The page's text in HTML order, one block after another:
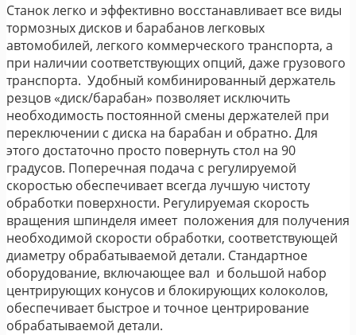
Станок легко и эффективно восстанавливает все виды
тормозных дисков и барабанов легковых
автомобилей, легкого коммерческого транспорта, а
при наличии соответствующих опций, даже грузового
транспорта. Удобный комбинированный держатель
резцов «диск/барабан» позволяет исключить
необходимость постоянной смены держателей при
переключении с диска на барабан и обратно. Для
этого достаточно просто повернуть стол на 90
градусов. Поперечная подача с регулируемой
скоростью обеспечивает всегда лучшую чистоту
обработки поверхности. Регулируемая скорость
вращения шпинделя имеет положения для получения
необходимой скорости обработки, соответствующей
диаметру обрабатываемой детали. Стандартное
оборудование, включающее вал и большой набор
центрирующих конусов и блокирующих колоколов,
обеспечивает быстрое и точное центрирование
обрабатываемой детали.